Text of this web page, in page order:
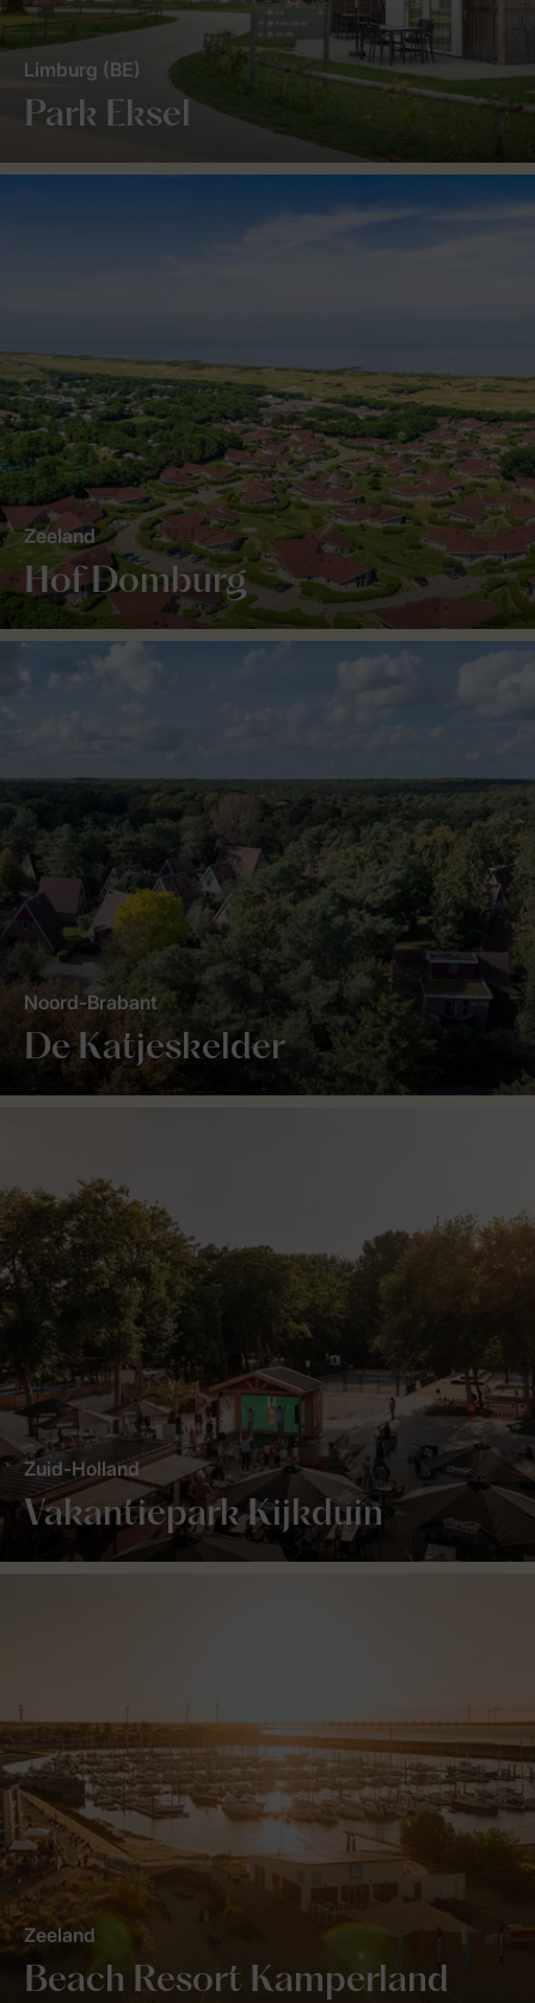
Park Eksel
Limburg (BE)
Hof Domburg
Zeeland
De Katjeskelder
Noord-Brabant
Vakantiepark Kijkduin
Zuid-Holland
Beach Resort Kamperland
Zeeland